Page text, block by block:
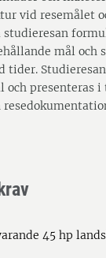
vid resemålet
studieresan
mål och
tider.
och presenteras
45 hp